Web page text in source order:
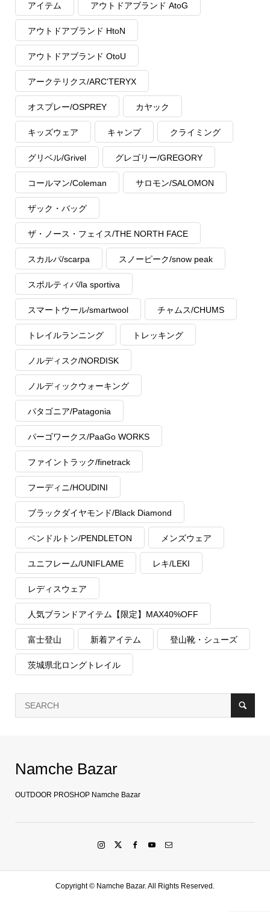
アイテム アウトドアブランド AtoG
アウトドアブランド HtoN
アウトドアブランド OtoU
アークテリクス/ARC'TERYX
オスプレー/OSPREY カヤック
キッズウェア キャンプ クライミング
グリベル/Grivel グレゴリー/GREGORY
コールマン/Coleman サロモン/SALOMON
ザック・バッグ
ザ・ノース・フェイス/THE NORTH FACE
スカルパ/scarpa スノーピーク/snow peak
スポルティバ/la sportiva
スマートウール/smartwool チャムス/CHUMS
トレイルランニング トレッキング
ノルディスク/NORDISK
ノルディックウォーキング
パタゴニア/Patagonia
パーゴワークス/PaaGo WORKS
ファイントラック/finetrack
フーディニ/HOUDINI
ブラックダイヤモンド/Black Diamond
ペンドルトン/PENDLETON メンズウェア
ユニフレーム/UNIFLAME レキ/LEKI
レディスウェア
人気ブランドアイテム【限定】MAX40%OFF
富士登山 新着アイテム 登山靴・シューズ
茨城県北ロングトレイル
Namche Bazar
OUTDOOR PROSHOP Namche Bazar
Copyright © Namche Bazar. All Rights Reserved.